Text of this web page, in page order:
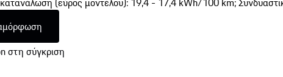
στη σύγκριση